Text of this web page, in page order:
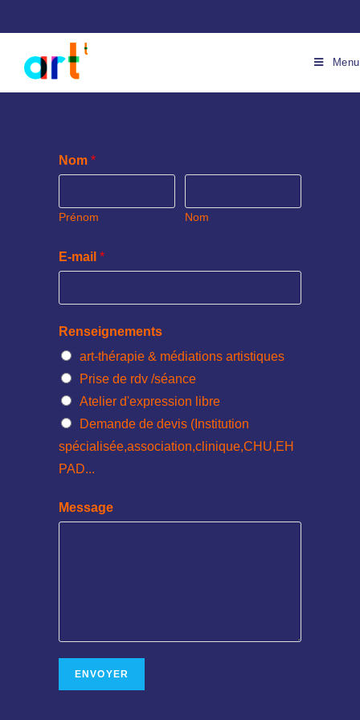
Menu
Nom *
Prénom Nom
E-mail *
Renseignements
art-thérapie & médiations artistiques
Prise de rdv /séance
Atelier d'expression libre
Demande de devis (Institution
spécialisée,association,clinique,CHU,EH
PAD...
Message
ENVOYER